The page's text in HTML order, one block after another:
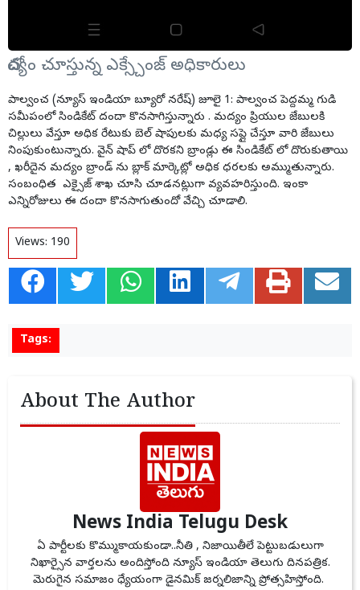
చోద్యం చూస్తున్న ఎక్స్చేంజ్ అధికారులు
పాల్వంచ (న్యూస్ ఇండియా బ్యూరో నరేష్) జూలై 1: పాల్వంచ పెద్దమ్మ గుడి
సమీపంలో సిండికేట్ దందా కొనసాగిస్తున్నారు . మద్యం ప్రియుల జేబులకి
చిల్లులు వేస్తూ అధిక రేటుకు బెల్ షాపులకు మధ్య సప్లై చేస్తూ వారి జేబులు
నింపుకుంటున్నారు. వైన్ షాప్ లో దొరకని బ్రాండ్లు ఈ సిండికేట్ లో దొరుకుతాయి
, ఖరీదైన మద్యం బ్రాండ్ ను బ్లాక్ మార్కెట్లో అధిక ధరలకు అమ్ముతున్నారు.
సంబంధిత ఎక్సైజ్ శాఖ చూసి చూడనట్లుగా వ్యవహరిస్తుంది. ఇంకా
ఎన్నిరోజులు ఈ దందా కొనసాగుతుందో వేచ్చి చూడాలి.
Views: 190
Tags:
About The Author
News India Telugu Desk
ఏ పార్టీలకు కొమ్ముకాయకుండా..నీతి , నిజాయితీలే పెట్టుబడులుగా
నిఖార్సైన వార్తలను అందిస్తోంది న్యూస్ ఇండియా తెలుగు దినపత్రిక.
మెరుగైన సమాజం ధ్యేయంగా డైనమిక్ జర్నలిజాన్ని ప్రోత్సహిస్తోంది.